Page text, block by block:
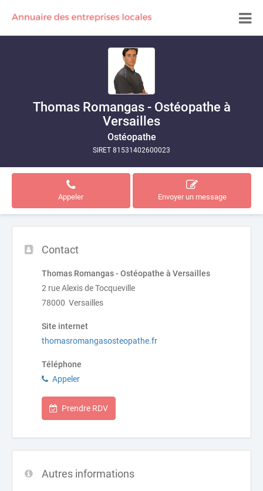
Thomas Romangas - Ostéopathe à
Versailles
Ostéopathe
SIRET 81531402600023
Appeler Envoyer un message
Contact
Thomas Romangas - Ostéopathe à Versailles
2 rue Alexis de Tocqueville
78000 Versailles
Site internet
thomasromangasosteopathe.fr
Téléphone
Appeler
Prendre RDV
Autres informations